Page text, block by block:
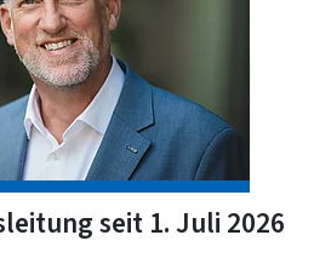
seit 1. Juli 2026